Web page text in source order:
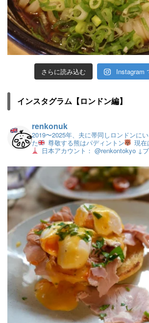
さらに読み込む Instagram
インスタグラム【ロンドン編】
renkonuk
2019〜2025年、夫に帯同しロンドンに
た
尊敬する熊はパディントン
現在
日本アカウント： @renkontokyo ↓